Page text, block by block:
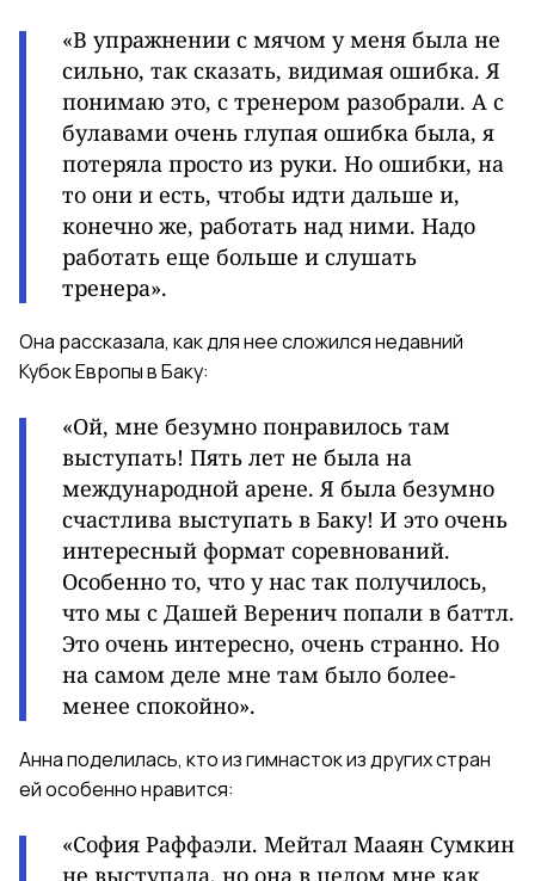
«В упражнении с мячом у меня была не
сильно, так сказать, видимая ошибка. Я
понимаю это, с тренером разобрали. А с
булавами очень глупая ошибка была, я
потеряла просто из руки. Но ошибки, на
то они и есть, чтобы идти дальше и,
конечно же, работать над ними. Надо
работать еще больше и слушать
тренера».
Она рассказала, как для нее сложился недавний
Кубок Европы в Баку:
«Ой, мне безумно понравилось там
выступать! Пять лет не была на
международной арене. Я была безумно
счастлива выступать в Баку! И это очень
интересный формат соревнований.
Особенно то, что у нас так получилось,
что мы с Дашей Веренич попали в баттл.
Это очень интересно, очень странно. Но
на самом деле мне там было более-
менее спокойно».
Анна поделилась, кто из гимнасток из других стран
ей особенно нравится:
«София Раффаэли. Мейтал Мааян Сумкин